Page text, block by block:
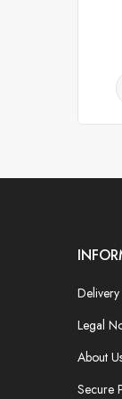
Delivery
Legal
About
Secure